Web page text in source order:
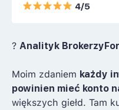
4/5
? Analityk
Moim zdaniem każdy
powinien mieć konto
większych giełd. Tam